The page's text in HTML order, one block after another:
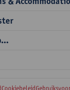
Cookiebeleid